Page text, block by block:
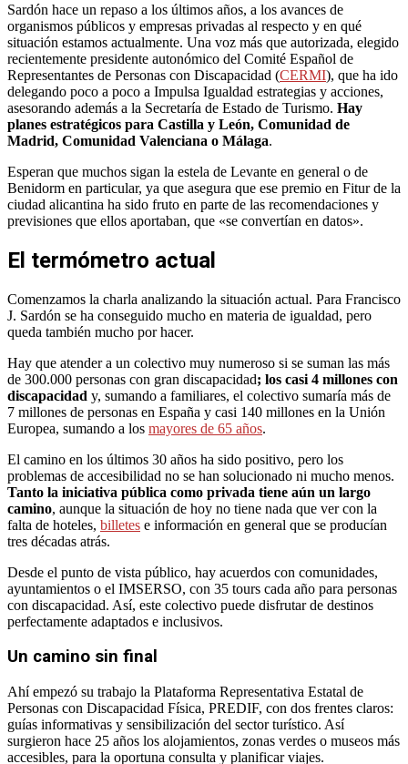
Sardón hace un repaso a los últimos años, a los avances de
organismos públicos y empresas privadas al respecto y en qué
situación estamos actualmente. Una voz más que autorizada, elegido
recientemente presidente autonómico del Comité Español de
Representantes de Personas con Discapacidad (CERMI), que ha ido
delegando poco a poco a Impulsa Igualdad estrategias y acciones,
asesorando además a la Secretaría de Estado de Turismo. Hay
planes estratégicos para Castilla y León, Comunidad de
Madrid, Comunidad Valenciana o Málaga.
Esperan que muchos sigan la estela de Levante en general o de
Benidorm en particular, ya que asegura que ese premio en Fitur de la
ciudad alicantina ha sido fruto en parte de las recomendaciones y
previsiones que ellos aportaban, que «se convertían en datos».
El termómetro actual
Comenzamos la charla analizando la situación actual. Para Francisco
J. Sardón se ha conseguido mucho en materia de igualdad, pero
queda también mucho por hacer.
Hay que atender a un colectivo muy numeroso si se suman las más
de 300.000 personas con gran discapacidad; los casi 4 millones con
discapacidad y, sumando a familiares, el colectivo sumaría más de
7 millones de personas en España y casi 140 millones en la Unión
Europea, sumando a los mayores de 65 años.
El camino en los últimos 30 años ha sido positivo, pero los
problemas de accesibilidad no se han solucionado ni mucho menos.
Tanto la iniciativa pública como privada tiene aún un largo
camino, aunque la situación de hoy no tiene nada que ver con la
falta de hoteles, billetes e información en general que se producían
tres décadas atrás.
Desde el punto de vista público, hay acuerdos con comunidades,
ayuntamientos o el IMSERSO, con 35 tours cada año para personas
con discapacidad. Así, este colectivo puede disfrutar de destinos
perfectamente adaptados e inclusivos.
Un camino sin final
Ahí empezó su trabajo la Plataforma Representativa Estatal de
Personas con Discapacidad Física, PREDIF, con dos frentes claros:
guías informativas y sensibilización del sector turístico. Así
surgieron hace 25 años los alojamientos, zonas verdes o museos más
accesibles, para la oportuna consulta y planificar viajes.